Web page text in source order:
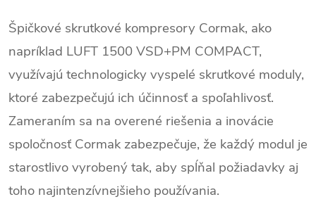
Špičkové skrutkové kompresory Cormak, ako
napríklad LUFT 1500 VSD+PM COMPACT,
využívajú technologicky vyspelé skrutkové moduly,
ktoré zabezpečujú ich účinnosť a spoľahlivosť.
Zameraním sa na overené riešenia a inovácie
spoločnosť Cormak zabezpečuje, že každý modul je
starostlivo vyrobený tak, aby spĺňal požiadavky aj
toho najintenzívnejšieho používania.